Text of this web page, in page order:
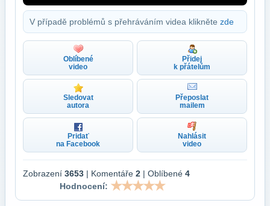
V případě problémů s přehráváním videa klikněte zde
Oblíbené
video
Přidej
k přátelům
Sledovat
autora
Přeposlat
mailem
Pridať
na Facebook
Nahlásit
video
Zobrazení 3653 | Komentáře 2 | Oblíbené 4
Hodnocení: